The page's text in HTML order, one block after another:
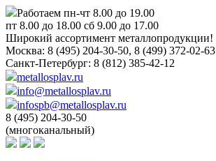
Работаем пн-чт 8.00 до 19.00
пт 8.00 до 18.00 сб 9.00 до 17.00
Широкий ассортимент металлопродукции!
Москва: 8 (495) 204-30-50, 8 (499) 372-02-63
Санкт-Петербург: 8 (812) 385-42-12
metallosplav.ru
info@metallosplav.ru
infospb@metallosplav.ru
8 (495) 204-30-50
(многоканальный)